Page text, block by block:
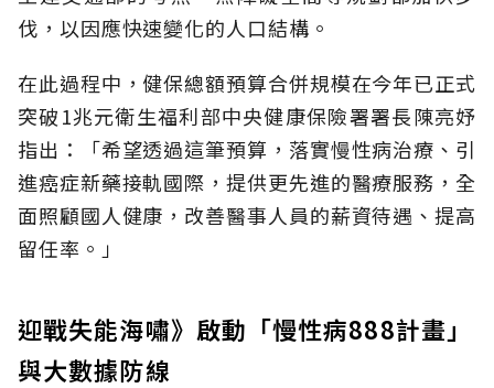
伐，以因應快速變化的人口結構。
在此過程中，健保總額預算合併規模在今年已正式
突破1兆元衛生福利部中央健康保險署署長陳亮妤
指出：「希望透過這筆預算，落實慢性病治療、引
進癌症新藥接軌國際，提供更先進的醫療服務，全
面照顧國人健康，改善醫事人員的薪資待遇、提高
留任率。」
迎戰失能海嘯》啟動「慢性病888計畫」
與大數據防線